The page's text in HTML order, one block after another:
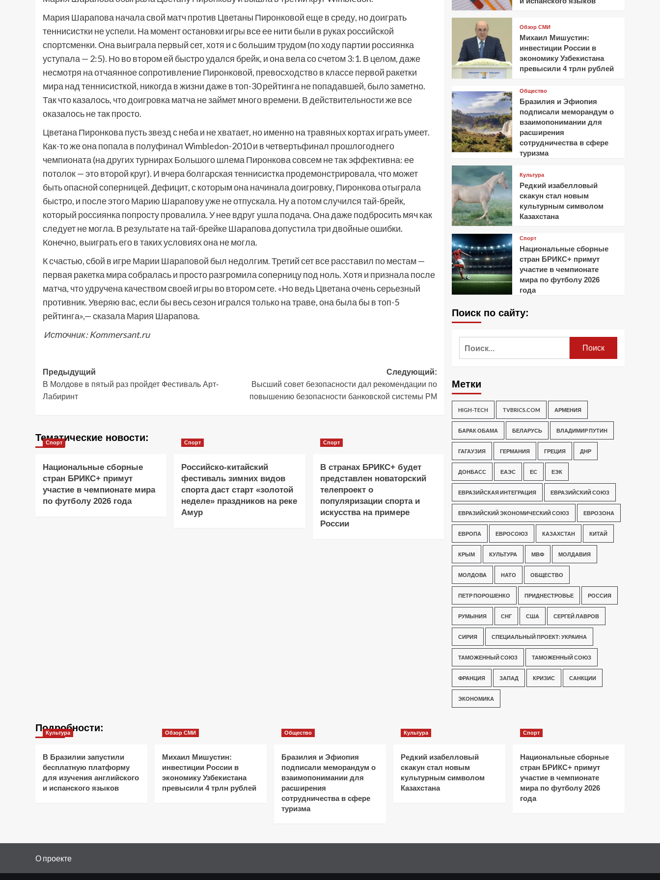
Мария Шарапова начала свой матч против Цветаны Пиронковой еще в среду, но доиграть
теннисистки не успели. На момент остановки игры все ее нити были в руках российской
спортсменки. Она выиграла первый сет, хотя и с большим трудом (по ходу партии россиянка
уступала — 2:5). Но во втором ей быстро удался брейк, и она вела со счетом 3:1. В целом, даже
несмотря на отчаянное сопротивление Пиронковой, превосходство в классе первой ракетки
мира над теннисисткой, никогда в жизни даже в топ-30 рейтинга не попадавшей, было заметно.
Так что казалось, что доигровка матча не займет много времени. В действительности же все
оказалось не так просто.
Цветана Пиронкова пусть звезд с неба и не хватает, но именно на травяных кортах играть умеет.
Как-то же она попала в полуфинал Wimbledon-2010 и в четвертьфинал прошлогоднего
чемпионата (на других турнирах Большого шлема Пиронкова совсем не так эффективна: ее
потолок — это второй круг). И вчера болгарская теннисистка продемонстрировала, что может
быть опасной соперницей. Дефицит, с которым она начинала доигровку, Пиронкова отыграла
быстро, и после этого Марию Шарапову уже не отпускала. Ну а потом случился тай-брейк,
который россиянка попросту провалила. У нее вдруг ушла подача. Она даже подбросить мяч как
следует не могла. В результате на тай-брейке Шарапова допустила три двойные ошибки.
Конечно, выиграть его в таких условиях она не могла.
К счастью, сбой в игре Марии Шараповой был недолгим. Третий сет все расставил по местам —
первая ракетка мира собралась и просто разгромила соперницу под ноль. Хотя и признала после
матча, что удручена качеством своей игры во втором сете. «Но ведь Цветана очень серьезный
противник. Уверяю вас, если бы весь сезон игрался только на траве, она была бы в топ-5
рейтинга»,— сказала Мария Шарапова.
Источник: Kommersant.ru
Навигация
записи
Предыдущий
В Молдове в пятый раз пройдет Фестиваль Арт-
Лабиринт
Следующий:
Высший совет безопасности дал рекомендации по
повышению безопасности банковской системы РМ
Тематические новости:
Спорт
Национальные сборные
стран БРИКС+ примут
участие в чемпионате мира
по футболу 2026 года
Спорт
Российско-китайский
фестиваль зимних видов
спорта даст старт «золотой
неделе» праздников на реке
Амур
Спорт
В странах БРИКС+ будет
представлен новаторский
телепроект о
популяризации спорта и
искусства на примере
России
Обзор СМИ
Михаил Мишустин:
инвестиции России в
экономику Узбекистана
превысили 4 трлн рублей
Общество
Бразилия и Эфиопия
подписали меморандум о
взаимопонимании для
расширения
сотрудничества в сфере
туризма
Культура
Редкий изабелловый
скакун стал новым
культурным символом
Казахстана
Спорт
Национальные сборные
стран БРИКС+ примут
участие в чемпионате
мира по футболу 2026
года
Поиск по сайту:
Метки
HIGH-TECH TVBRICS.COM АРМЕНИЯ
БАРАК ОБАМА БЕЛАРУСЬ ВЛАДИМИР ПУТИН
ГАГАУЗИЯ ГЕРМАНИЯ ГРЕЦИЯ ДНР
ДОНБАСС ЕАЭС ЕС ЕЭК
ЕВРАЗИЙСКАЯ ИНТЕГРАЦИЯ ЕВРАЗИЙСКИЙ СОЮЗ
ЕВРАЗИЙСКИЙ ЭКОНОМИЧЕСКИЙ СОЮЗ ЕВРОЗОНА
ЕВРОПА ЕВРОСОЮЗ КАЗАХСТАН КИТАЙ
КРЫМ КУЛЬТУРА МВФ МОЛДАВИЯ
МОЛДОВА НАТО ОБЩЕСТВО
ПЕТР ПОРОШЕНКО ПРИДНЕСТРОВЬЕ РОССИЯ
РУМЫНИЯ СНГ США СЕРГЕЙ ЛАВРОВ
СИРИЯ СПЕЦИАЛЬНЫЙ ПРОЕКТ: УКРАИНА
ТАМОЖЕННЫЙ СОЮЗ ТАМОЖЕННЫЙ СОЮЗ
ФРАНЦИЯ ЗАПАД КРИЗИС САНКЦИИ
ЭКОНОМИКА
Подробности:
Культура
В Бразилии запустили
бесплатную платформу
для изучения английского
и испанского языков
Обзор СМИ
Михаил Мишустин:
инвестиции России в
экономику Узбекистана
превысили 4 трлн рублей
Общество
Бразилия и Эфиопия
подписали меморандум о
взаимопонимании для
расширения
сотрудничества в сфере
туризма
Культура
Редкий изабелловый
скакун стал новым
культурным символом
Казахстана
Спорт
Национальные сборные
стран БРИКС+ примут
участие в чемпионате
мира по футболу 2026
года
О проекте